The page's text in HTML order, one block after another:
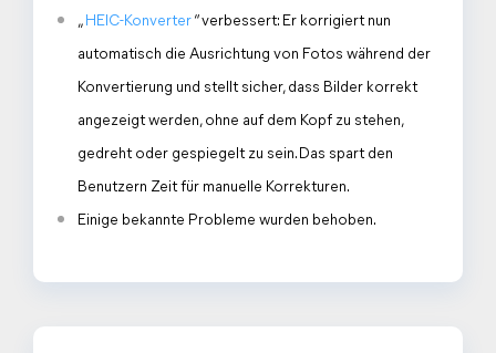
„ HEIC-Konverter “ verbessert: Er korrigiert nun
automatisch die Ausrichtung von Fotos während der
Konvertierung und stellt sicher, dass Bilder korrekt
angezeigt werden, ohne auf dem Kopf zu stehen,
gedreht oder gespiegelt zu sein. Das spart den
Benutzern Zeit für manuelle Korrekturen.
Einige bekannte Probleme wurden behoben.